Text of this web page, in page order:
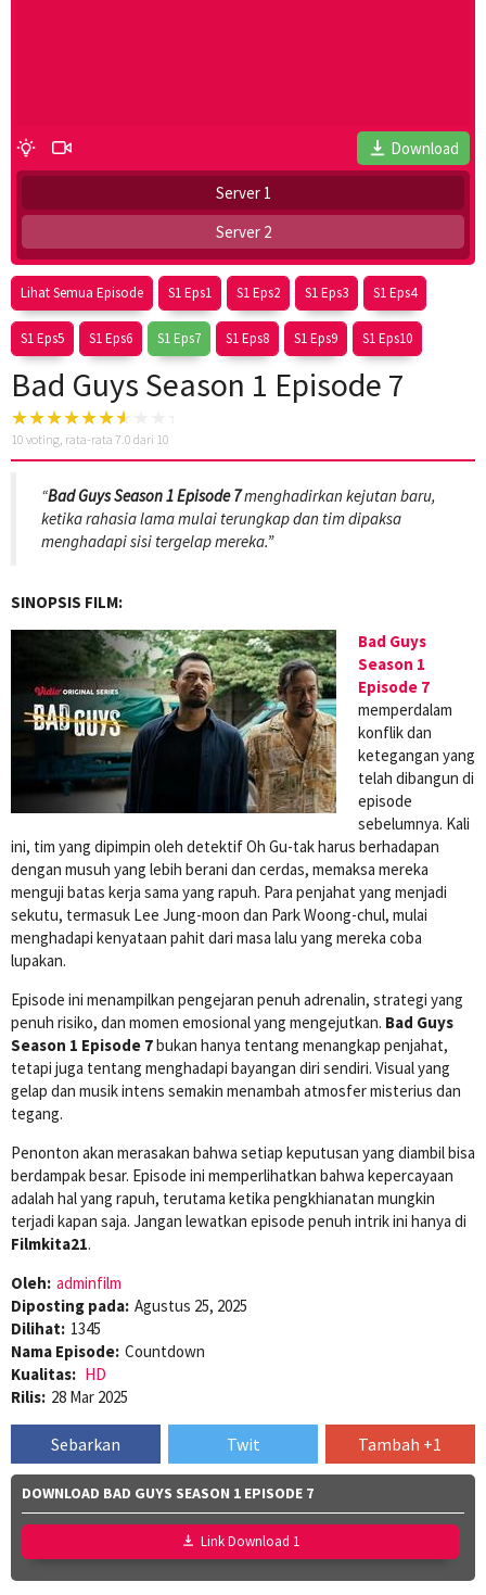
Download
Server 1
Server 2
Lihat Semua Episode S1 Eps1 S1 Eps2 S1 Eps3 S1 Eps4
S1 Eps5 S1 Eps6 S1 Eps7 S1 Eps8 S1 Eps9 S1 Eps10
Bad Guys Season 1 Episode 7
10 voting, rata-rata 7.0 dari 10
“Bad Guys Season 1 Episode 7menghadirkan kejutan baru,
ketika rahasia lama mulai terungkap dan tim dipaksa
menghadapi sisi tergelap mereka.”
SINOPSIS FILM:
Bad Guys
Season 1
Episode 7
memperdalam
konflik dan
ketegangan yang
telah dibangun di
episode
sebelumnya. Kali
ini, tim yang dipimpin oleh detektif Oh Gu-tak harus berhadapan
dengan musuh yang lebih berani dan cerdas, memaksa mereka
menguji batas kerja sama yang rapuh. Para penjahat yang menjadi
sekutu, termasuk Lee Jung-moon dan Park Woong-chul, mulai
menghadapi kenyataan pahit dari masa lalu yang mereka coba
lupakan.
Episode ini menampilkan pengejaran penuh adrenalin, strategi yang
penuh risiko, dan momen emosional yang mengejutkan. Bad Guys
Season 1 Episode 7bukan hanya tentang menangkap penjahat,
tetapi juga tentang menghadapi bayangan diri sendiri. Visual yang
gelap dan musik intens semakin menambah atmosfer misterius dan
tegang.
Penonton akan merasakan bahwa setiap keputusan yang diambil bisa
berdampak besar. Episode ini memperlihatkan bahwa kepercayaan
adalah hal yang rapuh, terutama ketika pengkhianatan mungkin
terjadi kapan saja. Jangan lewatkan episode penuh intrik ini hanya di
Filmkita21.
Oleh: adminfilm
Diposting pada: Agustus 25, 2025
Dilihat: 1345
Nama Episode: Countdown
Kualitas: HD
Rilis: 28 Mar 2025
Sebarkan Twit Tambah +1
DOWNLOAD BAD GUYS SEASON 1 EPISODE 7
Link Download 1